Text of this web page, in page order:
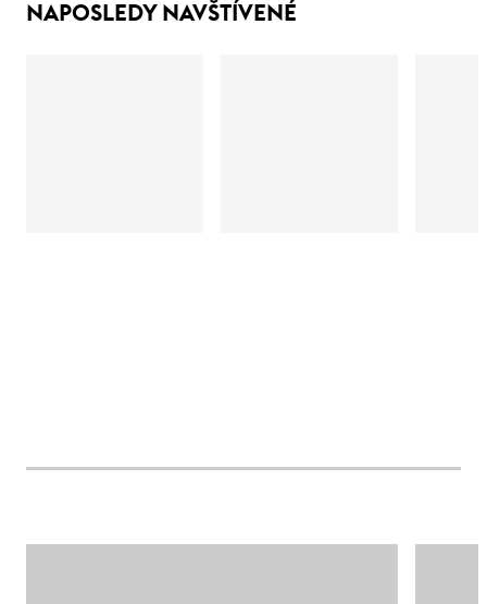
NAPOSLEDY NAVŠTÍVENÉ